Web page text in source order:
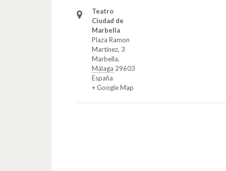
Teatro
Ciudad de
Marbella
Plaza Ramon
Martinez, 3
Marbella,
Málaga 29603
España
+ Google Map